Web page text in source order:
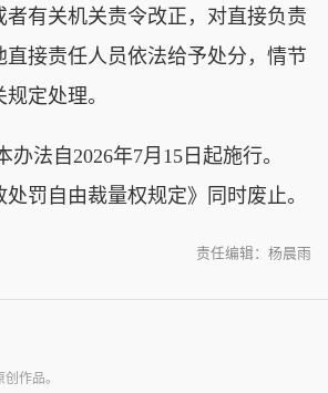
者有关机关责令改正，对直接负责
直接责任人员依法给予处分，情节
定处理。
法自2026年7月15日起施行。
处罚自由裁量权规定》同时废止。
责任编辑：杨晨雨
作品。